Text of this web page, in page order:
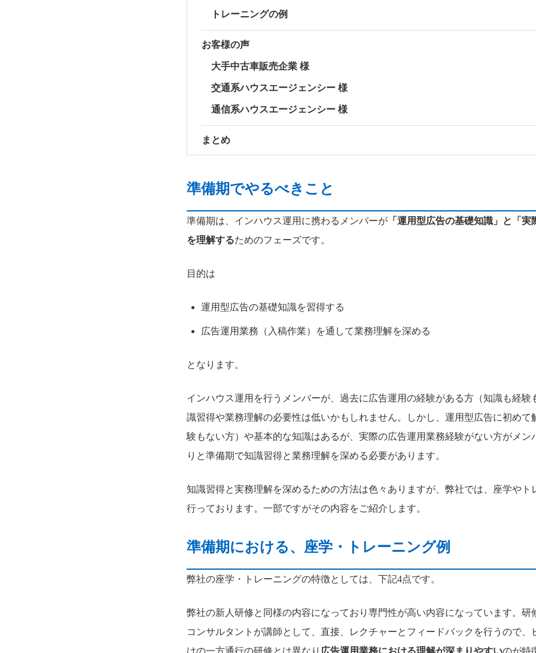
トレーニングの例
お客様の声
大手中古車販売企業 様
交通系ハウスエージェンシー 様
通信系ハウスエージェンシー 様
まとめ
準備期でやるべきこと
準備期は、インハウス運用に携わるメンバーが 「運用型広告の基礎知識」と「
を理解するためのフェーズです。
目的は
運用型広告の基礎知識を習得する
広告運用業務（入稿作業）を通して業務理解を深める
となります。
インハウス運用を行うメンバーが、過去に広告運用の経験がある方（知識も経験
識習得や業務理解の必要性は低いかもしれません。しかし、運用型広告に初めて
験もない方）や基本的な知識はあるが、実際の広告運用業務経験がない方がメン
りと準備期で知識習得と業務理解を深める必要があります。
知識習得と実務理解を深めるための方法は色々ありますが、弊社では、座学やト
行っております。一部ですがその内容をご紹介します。
準備期における、座学・トレーニング例
弊社の座学・トレーニングの特徴としては、下記4点です。
弊社の新人研修と同様の内容になっており専門性が高い内容になっています。研
コンサルタントが講師として、直接、レクチャーとフィードバックを行うので、
けの一方通行の研修とは異なり 広告運用業務における理解が深まりやすいのが特